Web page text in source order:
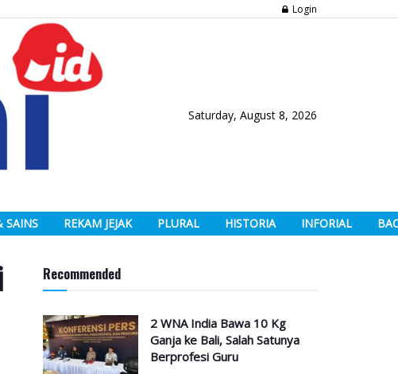
Login
Saturday, August 8, 2026
SAINS REKAM JEJAK PLURAL HISTORIA INFORIAL
Recommended
2 WNA India Bawa 10 Kg
Ganja ke Bali, Salah Satunya
Berprofesi Guru